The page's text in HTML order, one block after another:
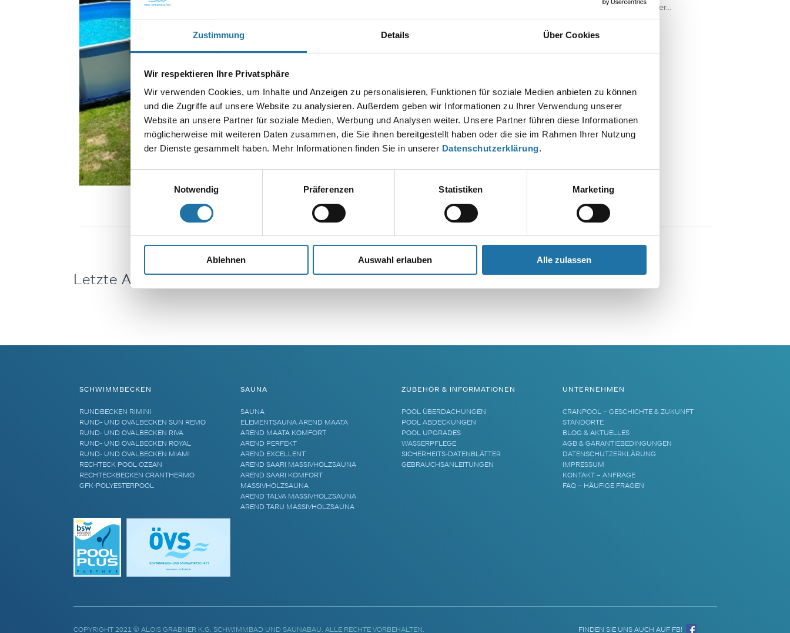
Zustimmung Details Über Cookies
Wir respektieren Ihre Privatsphäre
Wir verwenden Cookies, um Inhalte und Anzeigen zu personalisieren, Funktionen für soziale Medien anbieten zu können
und die Zugriffe auf unsere Website zu analysieren. Außerdem geben wir Informationen zu Ihrer Verwendung unserer
Website an unsere Partner für soziale Medien, Werbung und Analysen weiter. Unsere Partner führen diese Informationen
möglicherweise mit weiteren Daten zusammen, die Sie ihnen bereitgestellt haben oder die sie im Rahmen Ihrer Nutzung
der Dienste gesammelt haben. Mehr Informationen finden Sie in unserer Datenschutzerklärung.
Einwilligungsauswahl
Notwendig
Präferenzen Statistiken Marketing
Ablehnen Auswahl erlauben Alle zulassen
auf unser Pool im Sommer und auch im Winter mit der…
Letzte Artikel
SCHWIMMBECKEN
RUNDBECKEN RIMINI
RUND- UND OVALBECKEN SUN REMO
RUND- UND OVALBECKEN RIVA
RUND- UND OVALBECKEN ROYAL
RUND- UND OVALBECKEN MIAMI
RECHTECK POOL OZEAN
RECHTECKBECKEN CRANTHERMO
GFK-POLYESTERPOOL
SAUNA
SAUNA
ELEMENTSAUNA AREND MAATA
AREND MAATA KOMFORT
AREND PERFEKT
AREND EXCELLENT
AREND SAARI MASSIVHOLZSAUNA
AREND SAARI KOMFORT
MASSIVHOLZSAUNA
AREND TALVA MASSIVHOLZSAUNA
AREND TARU MASSIVHOLZSAUNA
ZUBEHÖR & INFORMATIONEN
POOL ÜBERDACHUNGEN
POOL ABDECKUNGEN
POOL UPGRADES
WASSERPFLEGE
SICHERHEITS-DATENBLÄTTER
GEBRAUCHSANLEITUNGEN
UNTERNEHMEN
CRANPOOL – GESCHICHTE & ZUKUNFT
STANDORTE
BLOG & AKTUELLES
AGB & GARANTIEBEDINGUNGEN
DATENSCHUTZERKLÄRUNG
IMPRESSUM
KONTAKT – ANFRAGE
FAQ – HÄUFIGE FRAGEN
COPYRIGHT 2021 © ALOIS GRABNER K.G. SCHWIMMBAD UND SAUNABAU. ALLE RECHTE VORBEHALTEN. FINDEN SIE UNS AUCH AUF FB!